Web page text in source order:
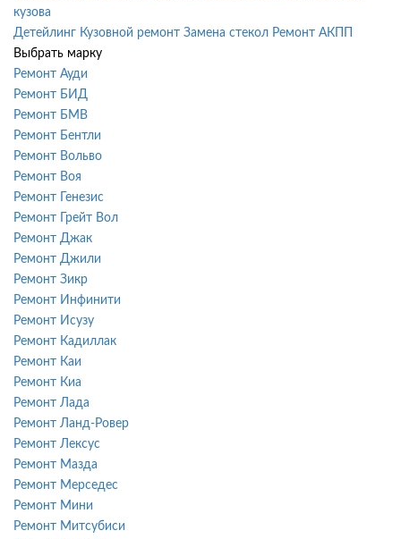
кузова
Детейлинг Кузовной ремонт Замена стекол Ремонт АКПП
Выбрать марку
Ремонт Ауди
Ремонт БИД
Ремонт БМВ
Ремонт Бентли
Ремонт Вольво
Ремонт Воя
Ремонт Генезис
Ремонт Грейт Вол
Ремонт Джак
Ремонт Джили
Ремонт Зикр
Ремонт Инфинити
Ремонт Исузу
Ремонт Кадиллак
Ремонт Каи
Ремонт Киа
Ремонт Лада
Ремонт Ланд-Ровер
Ремонт Лексус
Ремонт Мазда
Ремонт Мерседес
Ремонт Мини
Ремонт Митсубиси